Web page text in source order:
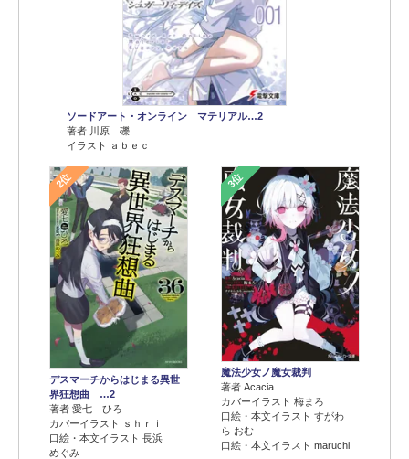
ソードアート・オンライン マテリアル…2
著者 川原 礫
イラスト ａｂｅｃ
2位
デスマーチからはじまる異世
界狂想曲 …2
著者 愛七 ひろ
カバーイラスト ｓｈｒｉ
口絵・本文イラスト 長浜
めぐみ
3位
魔法少女ノ魔女裁判
著者 Acacia
カバーイラスト 梅まろ
口絵・本文イラスト すがわ
ら おむ
口絵・本文イラスト maruchi